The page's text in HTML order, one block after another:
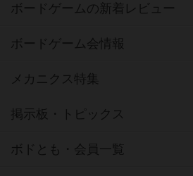
ボードゲームの新着レビュー
ボードゲーム会情報
メカニクス特集
掲示板・トピックス
ボドとも・会員一覧